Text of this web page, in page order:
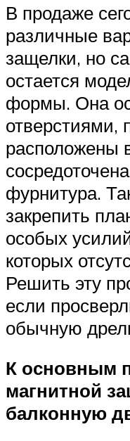
В продаже
различные
защелки, но
остается
формы. Она
отверстиями,
расположены
фурнитура.
закрепить
особых
которых
Решить эту
если
обычную
К основным
магнитной
балконную